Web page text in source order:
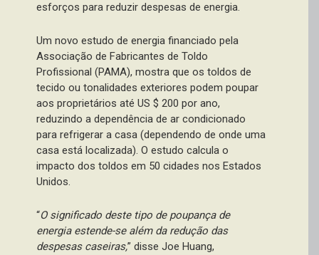
esforços para reduzir despesas de energia.
Um novo estudo de energia financiado pela
Associação de Fabricantes de Toldo
Profissional (PAMA), mostra que os toldos de
tecido ou tonalidades exteriores podem poupar
aos proprietários até US $ 200 por ano,
reduzindo a dependência de ar condicionado
para refrigerar a casa (dependendo de onde uma
casa está localizada). O estudo calcula o
impacto dos toldos em 50 cidades nos Estados
Unidos.
“O significado deste tipo de poupança de
energia estende-se além da redução das
despesas caseiras,” disse Joe Huang,